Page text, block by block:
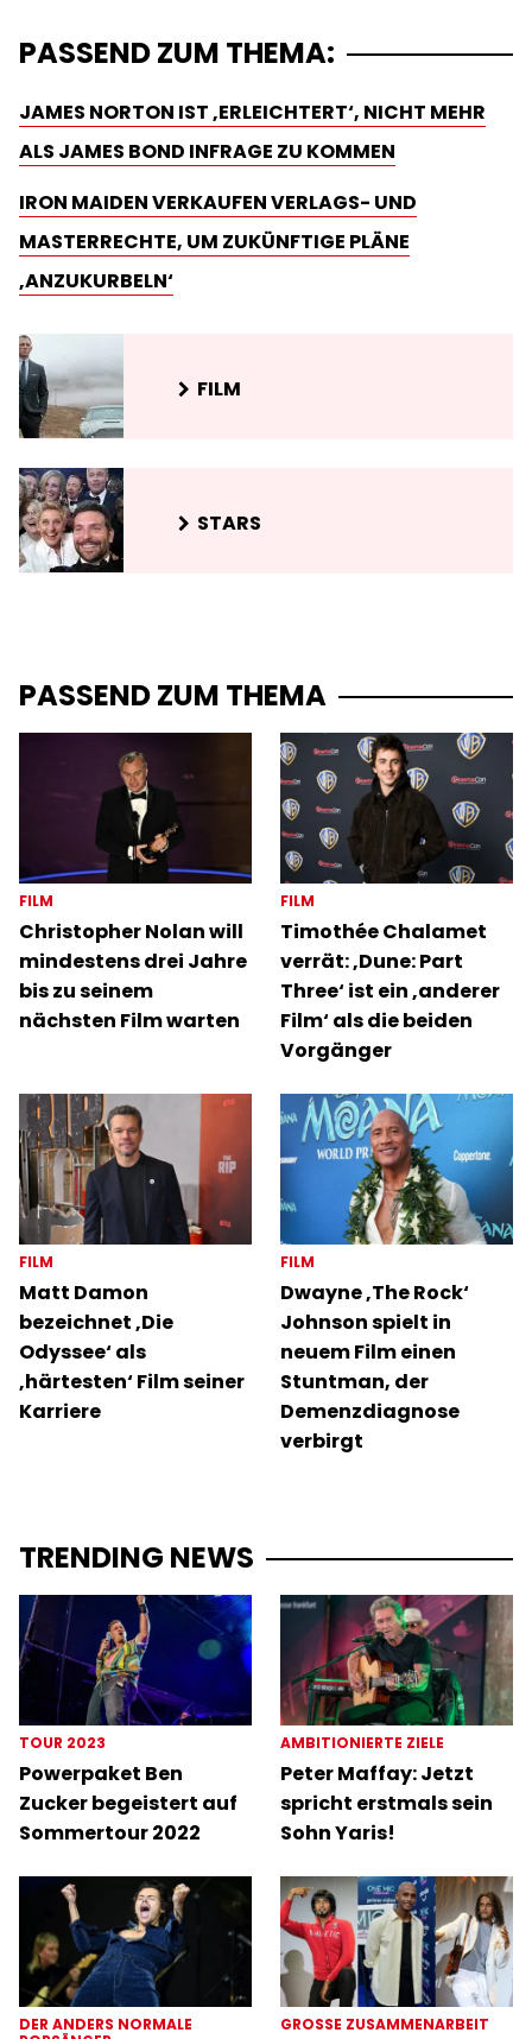
PASSEND ZUM THEMA:
JAMES NORTON IST ‚ERLEICHTERT‘, NICHT MEHR
ALS JAMES BOND INFRAGE ZU KOMMEN
IRON MAIDEN VERKAUFEN VERLAGS- UND
MASTERRECHTE, UM ZUKÜNFTIGE PLÄNE
‚ANZUKURBELN‘
FILM
STARS
PASSEND ZUM THEMA
FILM
Christopher Nolan will
mindestens drei Jahre
bis zu seinem
nächsten Film warten
FILM
Timothée Chalamet
verrät: ‚Dune: Part
Three‘ ist ein ‚anderer
Film‘ als die beiden
Vorgänger
FILM
Matt Damon
bezeichnet ‚Die
Odyssee‘ als
‚härtesten‘ Film seiner
Karriere
FILM
Dwayne ‚The Rock‘
Johnson spielt in
neuem Film einen
Stuntman, der
Demenzdiagnose
verbirgt
TRENDING NEWS
TOUR 2023
Powerpaket Ben
Zucker begeistert auf
Sommertour 2022
AMBITIONIERTE ZIELE
Peter Maffay: Jetzt
spricht erstmals sein
Sohn Yaris!
DER ANDERS NORMALE
GROSSE ZUSAMMENARBEIT